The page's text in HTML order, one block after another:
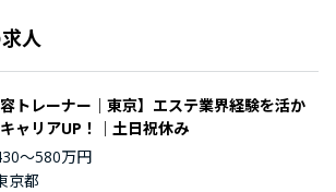
人
容トレーナー｜東京】エステ業界経験を活か
ャリアUP！｜土日祝休み
〜580万円
京都